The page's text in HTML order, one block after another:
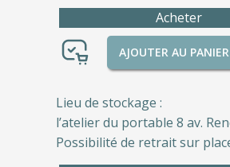
Acheter
AJOUTER AU PANIER
Lieu de stockage :
l’atelier du portable 8 av.
Possibilité de retrait sur